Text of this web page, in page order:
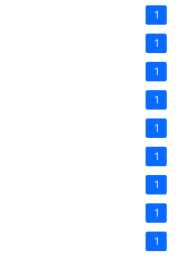
1
1
1
1
1
1
1
1
1